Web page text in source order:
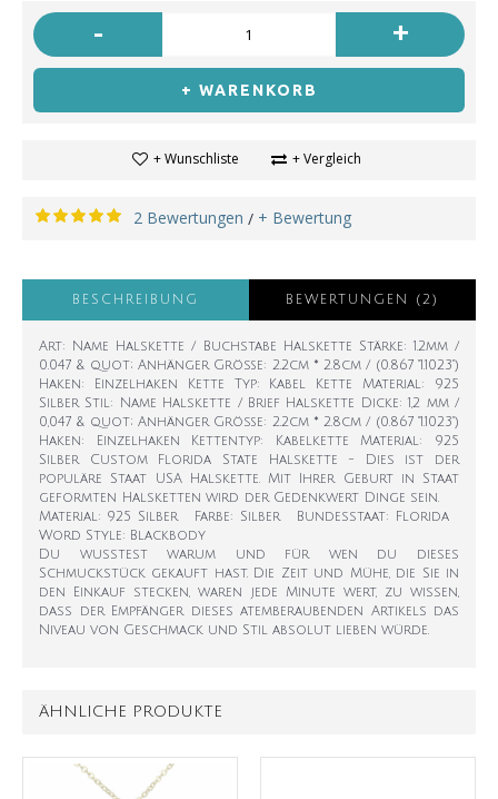
- +
+ WARENKORB
+ Wunschliste + Vergleich
2 Bewertungen / + Bewertung
BESCHREIBUNG BEWERTUNGEN (2)
Art: Name Halskette / Buchstabe Halskette Stärke: 1.2mm /
0.047 & quot; Anhänger Größe: 2.2cm * 2.8cm / (0.867 "1.1023")
Haken: Einzelhaken Kette Typ: Kabel Kette Material: 925
Silber Stil: Name Halskette / Brief Halskette Dicke: 1,2 mm /
0,047 & quot; Anhänger Größe: 2.2cm * 2.8cm / (0.867 "1.1023")
Haken: Einzelhaken Kettentyp: Kabelkette Material: 925
Silber Custom Florida State Halskette - Dies ist der
populäre Staat USA Halskette. Mit Ihrer Geburt in Staat
geformten Halsketten wird der Gedenkwert Dinge sein.
Material: 925 Silber Farbe: Silber Bundesstaat: Florida
Word Style: Blackbody
Du wusstest warum und für wen du dieses
Schmuckstück gekauft hast. Die Zeit und Mühe, die Sie in
den Einkauf stecken, waren jede Minute wert, zu wissen,
dass der Empfänger dieses atemberaubenden Artikels das
Niveau von Geschmack und Stil absolut lieben würde.
ÄHNLICHE PRODUKTE